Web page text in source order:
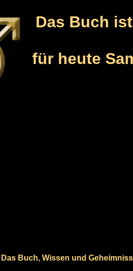
Das Buch
für heute
Das Buch, Wissen und